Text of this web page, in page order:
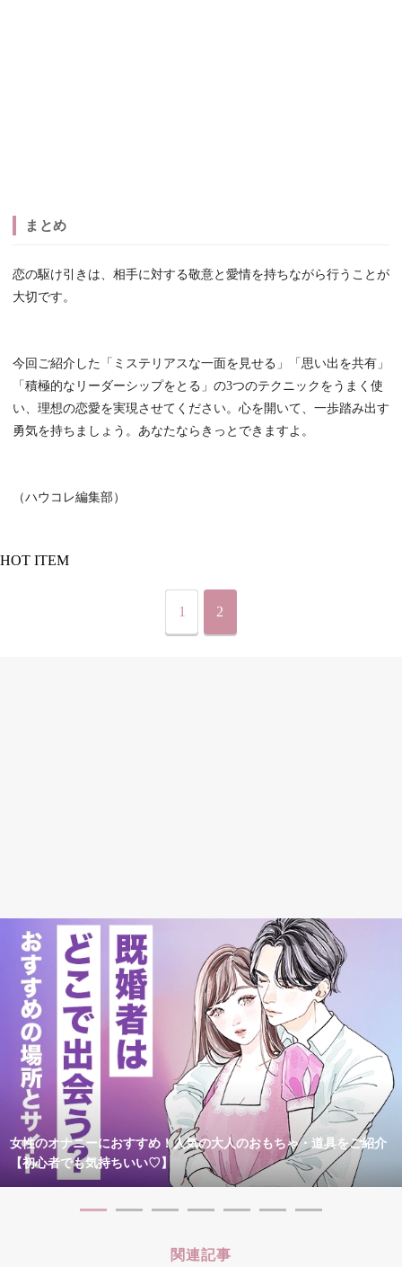
まとめ
恋の駆け引きは、相手に対する敬意と愛情を持ちながら行うことが
大切です。
今回ご紹介した「ミステリアスな一面を見せる」「思い出を共有」
「積極的なリーダーシップをとる」の3つのテクニックをうまく使
い、理想の恋愛を実現させてください。心を開いて、一歩踏み出す
勇気を持ちましょう。あなたならきっとできますよ。
（ハウコレ編集部）
HOT ITEM
1 2
女性のオナニーにおすすめ！人気の大人のおもちゃ・道具をご紹介
【初心者でも気持ちいい♡】
関連記事